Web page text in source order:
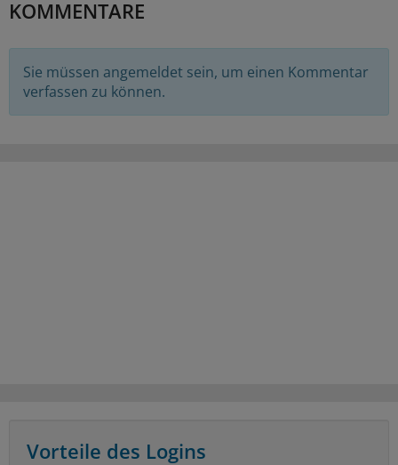
KOMMENTARE
Sie müssen angemeldet sein, um einen Kommentar
verfassen zu können.
Vorteile des Logins